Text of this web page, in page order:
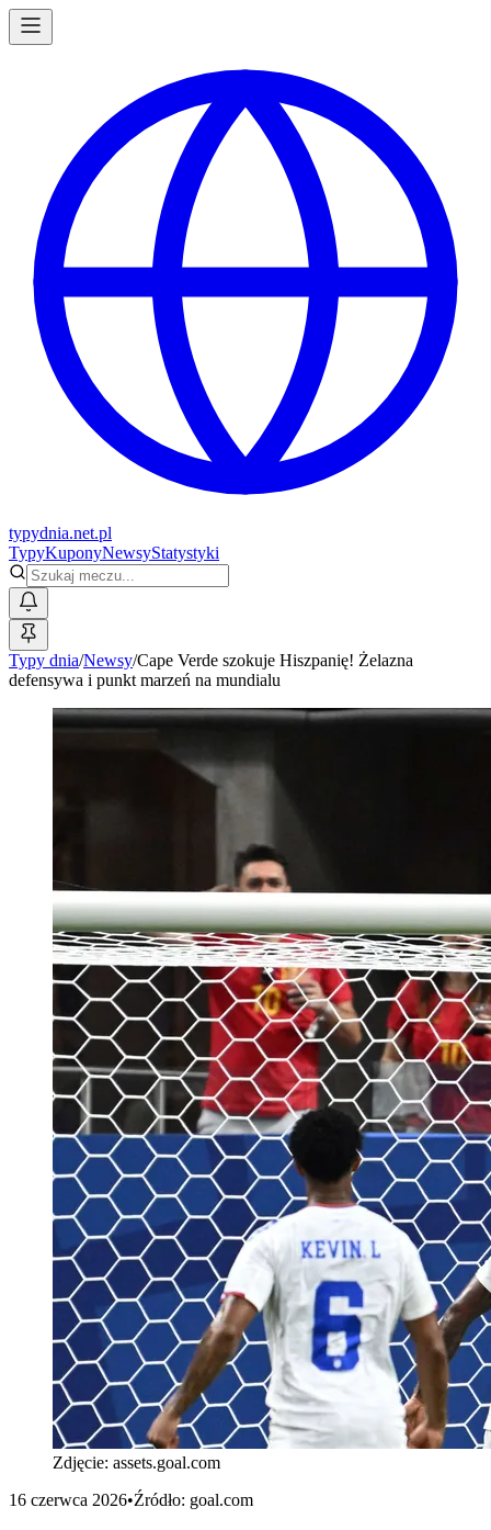
typydnia.net.pl
TypyKuponyNewsyStatystyki
Typy dnia/Newsy/Cape Verde szokuje Hiszpanię! Żelazna
defensywa i punkt marzeń na mundialu
Zdjęcie: assets.goal.com
16 czerwca 2026•Źródło: goal.com